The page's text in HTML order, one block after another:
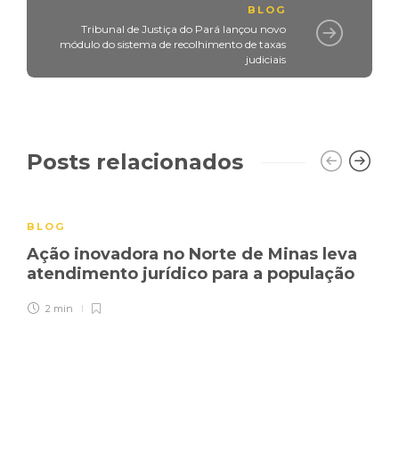
BLOG
Tribunal de Justiça do Pará lançou novo
módulo do sistema de recolhimento de taxas
judiciais
Posts relacionados
BLOG
Ação inovadora no Norte de Minas leva
atendimento jurídico para a população
2 min